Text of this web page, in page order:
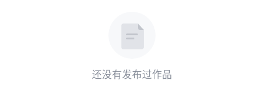
还没有发布过作品